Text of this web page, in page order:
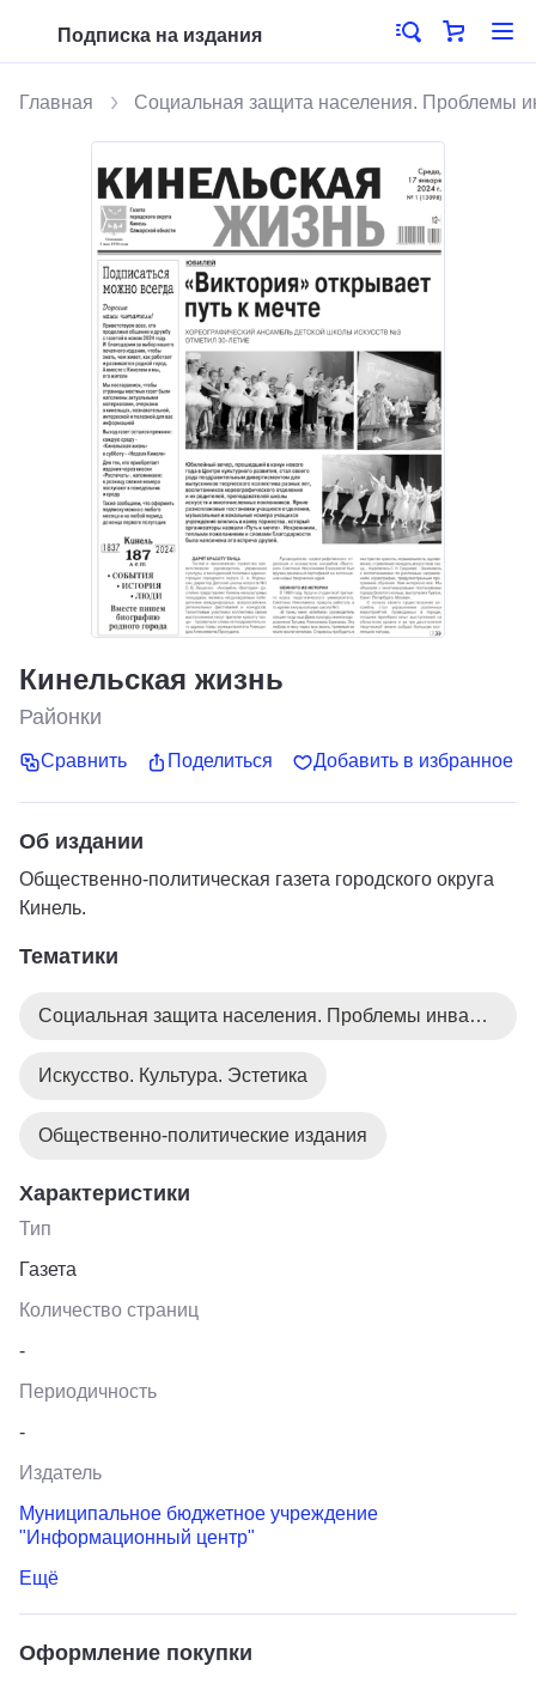
Подписка на издания
Главная Социальная защита населения. Проблемы
Кинельская жизнь
Районки
Сравнить Поделиться Добавить в избранное
Об издании
Общественно-политическая газета городского округа
Кинель.
Тематики
Социальная защита населения. Проблемы инвалидов
Искусство. Культура. Эстетика
Общественно-политические издания
Характеристики
Тип
Газета
Количество страниц
-
Периодичность
-
Издатель
Муниципальное бюджетное учреждение
"Информационный центр"
Ещё
Оформление покупки